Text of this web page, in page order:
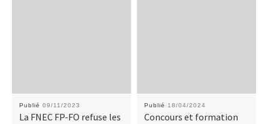
Publié 09/11/2023
La FNEC FP-FO refuse les
Publié 18/04/2024
Concours et formation